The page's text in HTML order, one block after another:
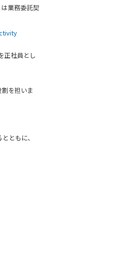
業務委託契
正社員とし
を担いま
ともに、